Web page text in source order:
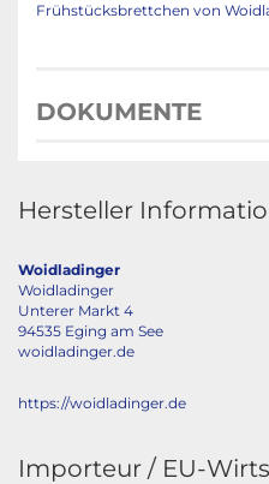
Frühstücksbrettchen von
DOKUMENTE
Hersteller
Woidladinger
Woidladinger
Unterer Markt 4
94535 Eging am See
woidladinger.de
https://woidladinger.de
Importeur / EU-